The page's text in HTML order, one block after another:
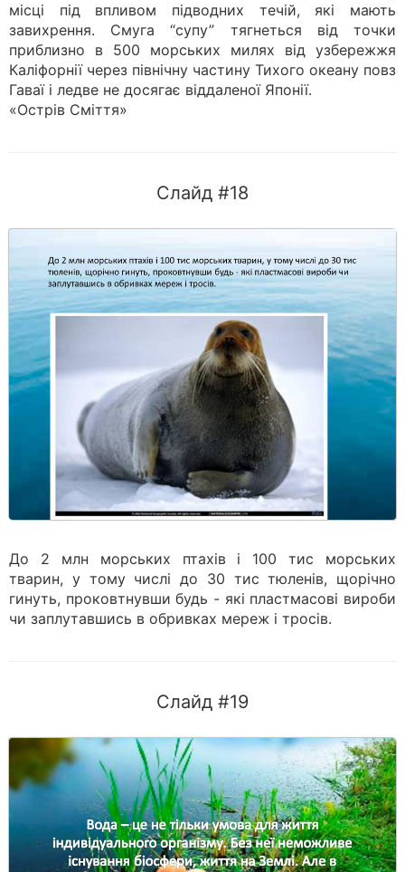
місці під впливом підводних течій, які мають
завихрення. Смуга “супу” тягнеться від точки
приблизно в 500 морських милях від узбережжя
Каліфорнії через північну частину Тихого океану повз
Гаваї і ледве не досягає віддаленої Японії.
«Острів Сміття»
Слайд #18
До 2 млн морських птахів і 100 тис морських
тварин, у тому числі до 30 тис тюленів, щорічно
гинуть, проковтнувши будь - які пластмасові вироби
чи заплутавшись в обривках мереж і тросів.
Слайд #19